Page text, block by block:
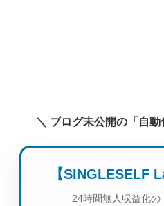
＼ ブログ未公開の「自
【SINGLESELF
24時間無人収益化の